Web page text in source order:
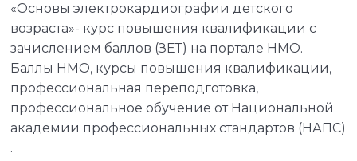
«Основы электрокардиографии детского
возраста»- курс повышения квалификации с
зачислением баллов (ЗЕТ) на портале НМО.
Баллы НМО, курсы повышения квалификации,
профессиональная переподготовка,
профессиональное обучение от Национальной
академии профессиональных стандартов (НАПС)
.